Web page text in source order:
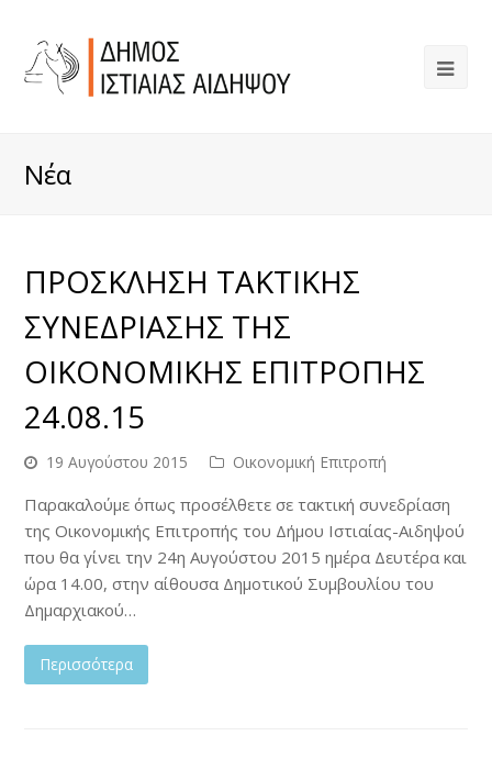
Νέα
ΠΡΟΣΚΛΗΣΗ ΤΑΚΤΙΚΗΣ
ΣΥΝΕΔΡΙΑΣΗΣ ΤΗΣ
ΟΙΚΟΝΟΜΙΚΗΣ ΕΠΙΤΡΟΠΗΣ
24.08.15
19 Αυγούστου 2015 Οικονομική Επιτροπή
Παρακαλούμε όπως προσέλθετε σε τακτική συνεδρίαση
της Οικονομικής Επιτροπής του Δήμου Ιστιαίας-Αιδηψού
που θα γίνει την 24η Αυγούστου 2015 ημέρα Δευτέρα και
ώρα 14.00, στην αίθουσα Δημοτικού Συμβουλίου του
Δημαρχιακού…
Περισσότερα